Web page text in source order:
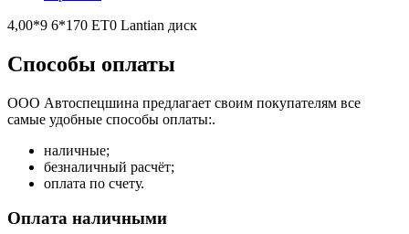
4,00*9 6*170 ET0 Lantian диск
Способы оплаты
ООО Автоспецшина предлагает своим покупателям все
самые удобные способы оплаты:.
наличные;
безналичный расчёт;
оплата по счету.
Оплата наличными